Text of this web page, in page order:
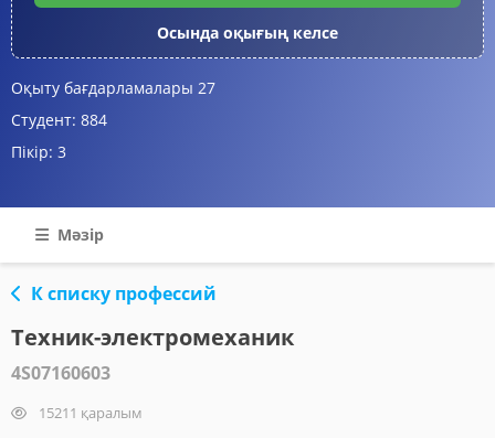
Осында оқығың келсе
Оқыту бағдарламалары 27
Студент: 884
Пікір: 3
Мәзір
К списку профессий
Техник-электромеханик
4S07160603
15211 қаралым